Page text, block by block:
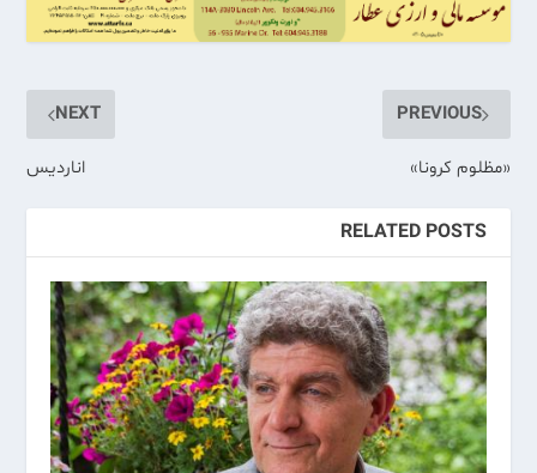
PREVIOUS
«مظلوم کرونا»
NEXT
اناردیس
RELATED POSTS